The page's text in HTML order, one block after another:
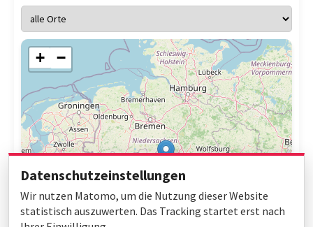
+ −
Datenschutzeinstellungen
Wir nutzen Matomo, um die Nutzung dieser Website
statistisch auszuwerten. Das Tracking startet erst nach